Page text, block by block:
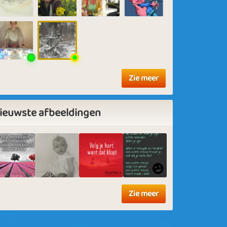
Zie meer
afbeeldingen
Zie meer